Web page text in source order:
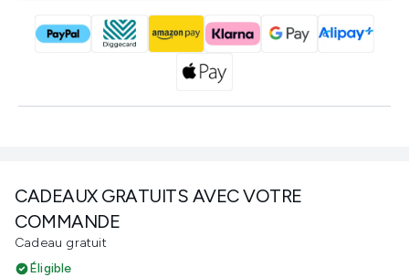
CADEAUX GRATUITS AVEC VOTRE
COMMANDE
Cadeau gratuit
Éligible